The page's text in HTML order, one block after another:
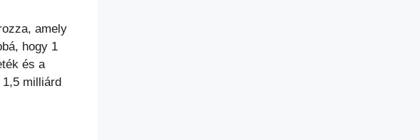
amely
hogy 1
és a
milliárd